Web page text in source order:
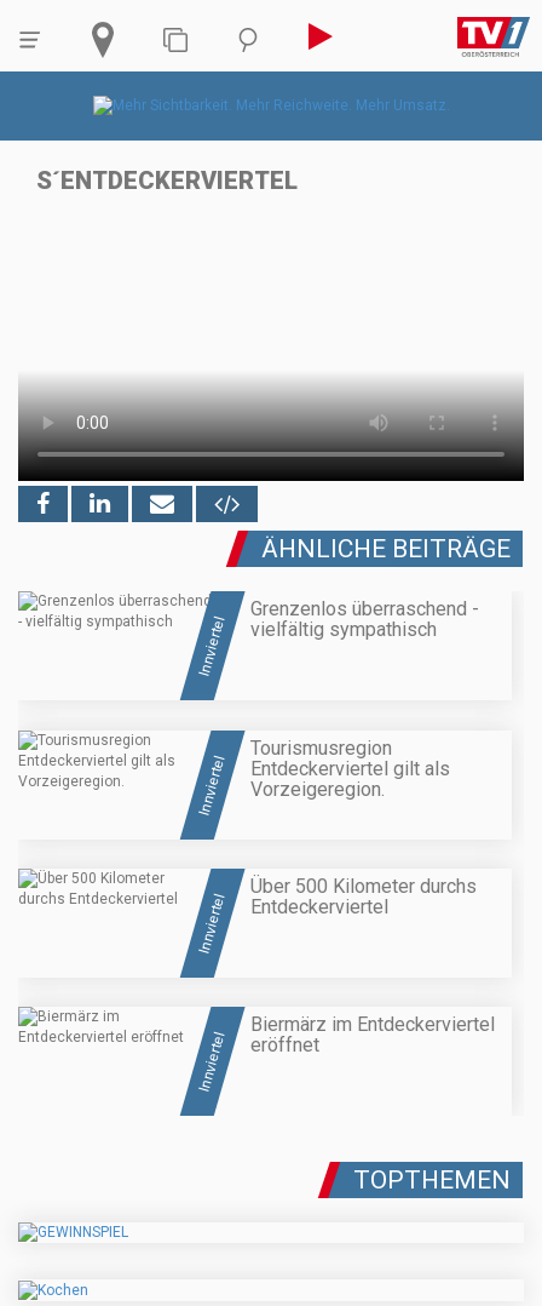
S´ENTDECKERVIERTEL
ÄHNLICHE BEITRÄGE
Innviertel
Grenzenlos überraschend -
vielfältig sympathisch
Innviertel
Tourismusregion
Entdeckerviertel gilt als
Vorzeigeregion.
Innviertel
Über 500 Kilometer durchs
Entdeckerviertel
Innviertel
Biermärz im Entdeckerviertel
eröffnet
TOPTHEMEN